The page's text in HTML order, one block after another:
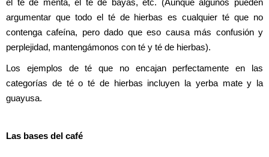
el té de menta, el té de bayas, etc. (Aunque algunos pueden
argumentar que todo el té de hierbas es cualquier té que no
contenga cafeína, pero dado que eso causa más confusión y
perplejidad, mantengámonos con té y té de hierbas).
Los ejemplos de té que no encajan perfectamente en las
categorías de té o té de hierbas incluyen la yerba mate y la
guayusa.
Las bases del café